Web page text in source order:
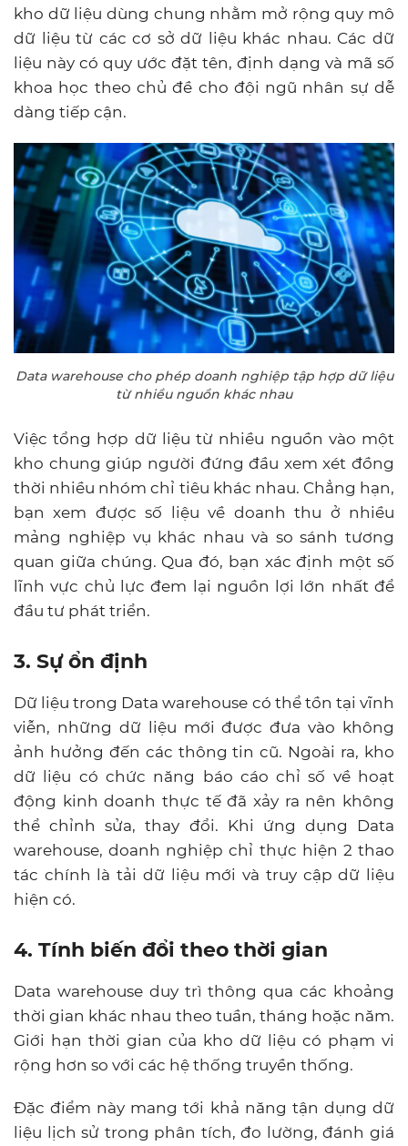
kho dữ liệu dùng chung nhằm mở rộng quy mô
dữ liệu từ các cơ sở dữ liệu khác nhau. Các dữ
liệu này có quy ước đặt tên, định dạng và mã số
khoa học theo chủ đề cho đội ngũ nhân sự dễ
dàng tiếp cận.
Data warehouse cho phép doanh nghiệp tập hợp dữ liệu
từ nhiều nguồn khác nhau
Việc tổng hợp dữ liệu từ nhiều nguồn vào một
kho chung giúp người đứng đầu xem xét đồng
thời nhiều nhóm chỉ tiêu khác nhau. Chẳng hạn,
bạn xem được số liệu về doanh thu ở nhiều
mảng nghiệp vụ khác nhau và so sánh tương
quan giữa chúng. Qua đó, bạn xác định một số
lĩnh vực chủ lực đem lại nguồn lợi lớn nhất để
đầu tư phát triển.
3. Sự ổn định
Dữ liệu trong Data warehouse có thể tồn tại vĩnh
viễn, những dữ liệu mới được đưa vào không
ảnh hưởng đến các thông tin cũ. Ngoài ra, kho
dữ liệu có chức năng báo cáo chỉ số về hoạt
động kinh doanh thực tế đã xảy ra nên không
thểchỉnh sửa, thay đổi. Khi ứng dụng Data
warehouse, doanh nghiệp chỉ thực hiện 2 thao
tác chính là tải dữ liệu mới và truy cập dữ liệu
hiện có.
4. Tính biến đổi theo thời gian
Data warehouse duy trì thông qua các khoảng
thời gian khác nhau theo tuần, tháng hoặc năm.
Giới hạn thời gian của kho dữ liệu có phạm vi
rộng hơn so với các hệ thống truyền thống.
Đặc điểm này mang tới khả năng tận dụng dữ
liệu lịch sử trong phân tích, đo lường, đánh giá